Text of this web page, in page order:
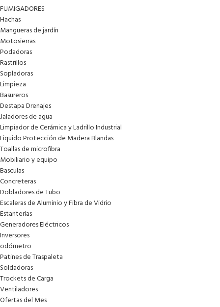
FUMIGADORES
Hachas
Mangueras de jardín
Motosierras
Podadoras
Rastrillos
Sopladoras
Limpieza
Basureros
Destapa Drenajes
Jaladores de agua
Limpiador de Cerámica y Ladrillo Industrial
Liquido Protección de Madera Blandas
Toallas de microfibra
Mobiliario y equipo
Basculas
Concreteras
Dobladores de Tubo
Escaleras de Aluminio y Fibra de Vidrio
Estanterías
Generadores Eléctricos
Inversores
odómetro
Patines de Traspaleta
Soldadoras
Trockets de Carga
Ventiladores
Ofertas del Mes